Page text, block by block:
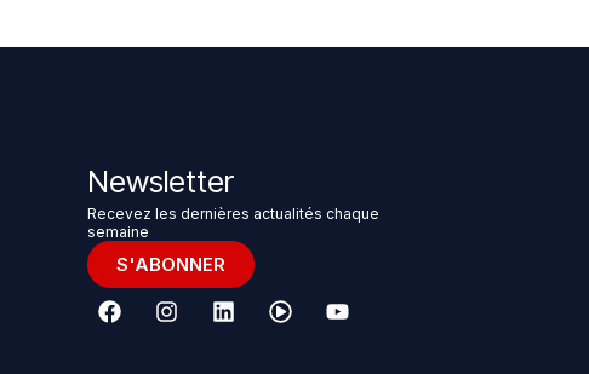
Newsletter
Recevez les dernières actualités chaque
semaine
S'ABONNER